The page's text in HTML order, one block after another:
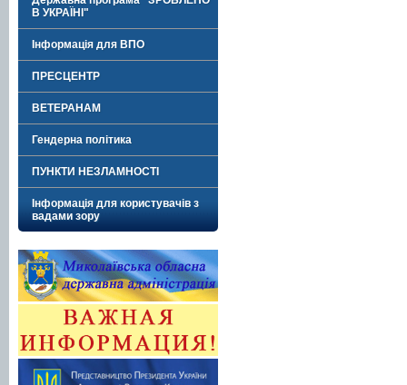
В УКРАЇНІ"
Інформація для ВПО
ПРЕСЦЕНТР
ВЕТЕРАНАМ
Гендерна політика
ПУНКТИ НЕЗЛАМНОСТІ
Інформація для користувачів з
вадами зору